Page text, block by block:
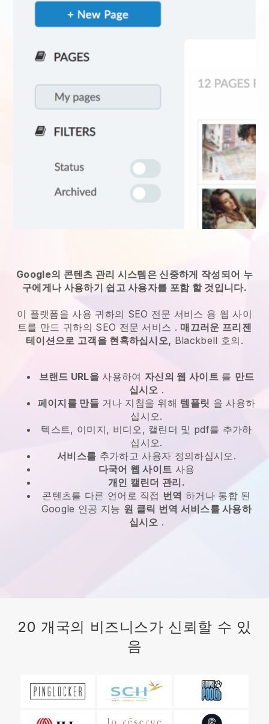
Google의 콘텐츠 관리 시스템은 신중하게 작성되어 누
구에게나 사용하기 쉽고 사용자를 포함 할 것입니다.
이 플랫폼을 사용 귀하의 SEO 전문 서비스 용 웹 사이
트를 만드 귀하의 SEO 전문 서비스 . 매끄러운 프리젠
테이션으로 고객을 현혹하십시오, Blackbell 호의.
브랜드 URL을 사용하여 자신의 웹 사이트를 만드
십시오 .
페이지를 만들거나 지침을 위해 템플릿 을 사용하
십시오.
텍스트, 이미지, 비디오, 캘린더 및 pdf를 추가하
십시오.
서비스를 추가하고 사용자 정의하십시오.
다국어 웹 사이트 사용
개인 캘린더 관리.
콘텐츠를 다른 언어로 직접 번역 하거나 통합 된
Google 인공 지능 원 클릭 번역 서비스를 사용하
십시오 .
20 개국의 비즈니스가 신뢰할 수 있
음